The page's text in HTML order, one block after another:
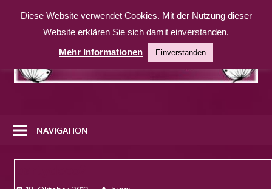
Inhalt
weitere
Website
NAVIGATION
Diese Website verwendet Cookies. Mit der Nutzung dieser
Website erklären Sie sich damit einverstanden.
Mehr Informationen
Einverstanden